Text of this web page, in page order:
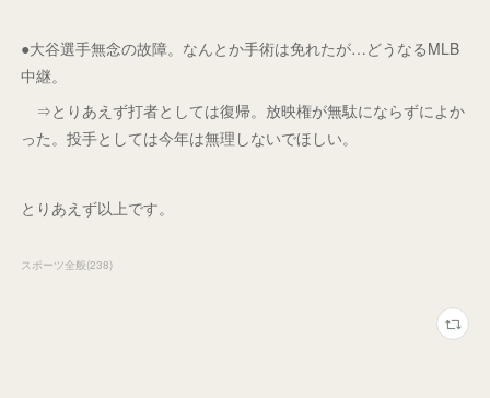
●大谷選手無念の故障。なんとか手術は免れたが…どうなるMLB
中継。
⇒とりあえず打者としては復帰。放映権が無駄にならずによか
った。投手としては今年は無理しないでほしい。
とりあえず以上です。
スポーツ全般(238)